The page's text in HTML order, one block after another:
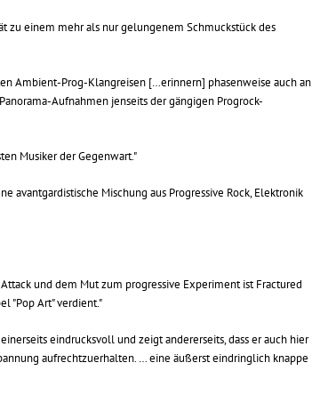
zu einem mehr als nur gelungenem Schmuckstück des
Ambient-Prog-Klangreisen […erinnern] phasenweise auch an
Aufnahmen jenseits der gängigen Progrock-
Musiker der Gegenwart."
avantgardistische Mischung aus Progressive Rock, Elektronik
und dem Mut zum progressive Experiment ist Fractured
"Pop Art" verdient."
eindrucksvoll und zeigt andererseits, dass er auch hier
aufrechtzuerhalten. … eine äußerst eindringlich knappe